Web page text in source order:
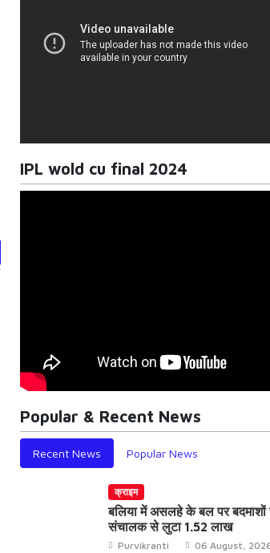
क्राइम
Ballia: शिवरामपुर चट्टी पर हुआ
25 July, 2026
IPL wold cu final 2024
Popular & Recent News
Recent News Popular News
क्राइम
बलिया में असलहे के बल पर बदमाशों
संचालक से लुटा 1.52 लाख
Purvikranti 06 August,